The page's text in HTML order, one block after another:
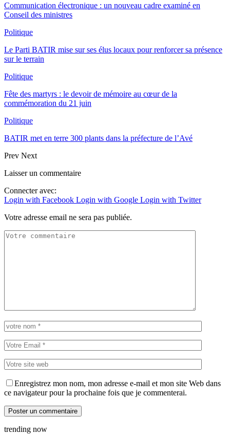
Communication électronique : un nouveau cadre examiné en
Conseil des ministres
Politique
Le Parti BATIR mise sur ses élus locaux pour renforcer sa présence
sur le terrain
Politique
Fête des martyrs : le devoir de mémoire au cœur de la
commémoration du 21 juin
Politique
BATIR met en terre 300 plants dans la préfecture de l’Avé
Prev Next
Laisser un commentaire
Connecter avec:
Login with Facebook Login with Google Login with Twitter
Votre adresse email ne sera pas publiée.
Enregistrez mon nom, mon adresse e-mail et mon site Web dans
ce navigateur pour la prochaine fois que je commenterai.
trending now